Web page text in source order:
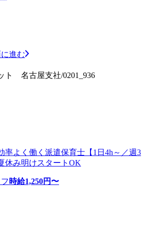
進む
ト 名古屋支社/0201_936
率よく働く派遣保育士【1日4h～／週3
休み明けスタートOK
時給1,250円〜